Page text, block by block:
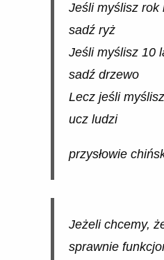
Jeśli myślisz rok
sadź ryż
Jeśli myślisz 10
sadź drzewo
Lecz jeśli
ucz ludzi
przysłowie
Jeżeli chcemy,
sprawnie